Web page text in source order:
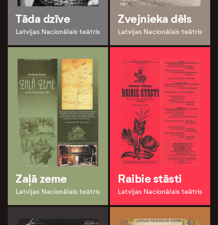
Tāda dzīve
Latvijas Nacionālais teātris
Zvejnieka dēls
Latvijas Nacionālais teātris
Zaļā zeme
Latvijas Nacionālais teātris
Raibie stāsti
Latvijas Nacionālais teātris